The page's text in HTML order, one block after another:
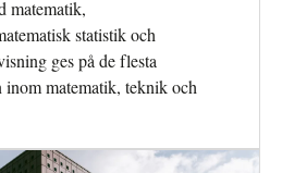
matematik,
statistik och
ges på de flesta
matematik, teknik och